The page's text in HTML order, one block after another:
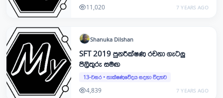
11,020 7 YEARS AGO
Shanuka Dilshan
SFT 2019 පුනරීක්ෂණ රචනා ගැටලු
පිලිතුරු සමඟ
13-වසර• තාක්ෂණවේදය සදහා විද්‍යාව
4,839 7 YEARS AGO